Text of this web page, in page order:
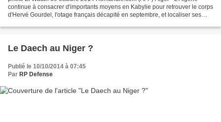
continue à consacrer d'importants moyens en Kabylie pour retrouver le corps
d'Hervé Gourdel, l'otage français décapité en septembre, et localiser ses
Le Daech au Niger ?
Publié le 10/10/2014 à 07:45
Par RP Defense